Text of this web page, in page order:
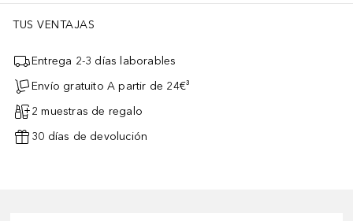
TUS VENTAJAS
Entrega 2-3 días laborables
Envío gratuito A partir de 24€³
2 muestras de regalo
30 días de devolución